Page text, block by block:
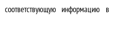
соответствующую информацию в